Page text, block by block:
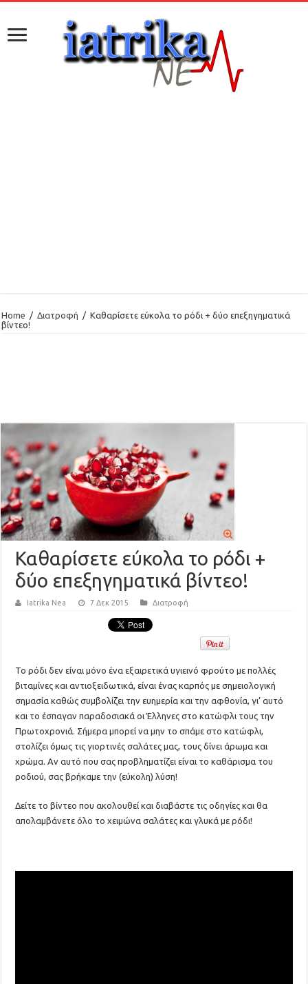
Home / Διατροφή / Καθαρίσετε εύκολα το ρόδι + δύο επεξηγηματικά
βίντεο!
Καθαρίσετε εύκολα το ρόδι +
δύο επεξηγηματικά βίντεο!
Iatrika Nea 7 Δεκ 2015 Διατροφή
Το ρόδι δεν είναι μόνο ένα εξαιρετικά υγιεινό φρούτο με πολλές
βιταμίνες και αντιοξειδωτικά, είναι ένας καρπός με σημειολογική
σημασία καθώς συμβολίζει την ευημερία και την αφθονία, γι’ αυτό
και το έσπαγαν παραδοσιακά οι Έλληνες στο κατώφλι τους την
Πρωτοχρονιά. Σήμερα μπορεί να μην το σπάμε στο κατώφλι,
στολίζει όμως τις γιορτινές σαλάτες μας, τους δίνει άρωμα και
χρώμα. Αν αυτό που σας προβληματίζει είναι το καθάρισμα του
ροδιού, σας βρήκαμε την (εύκολη) λύση!
Δείτε το βίντεο που ακολουθεί και διαβάστε τις οδηγίες και θα
απολαμβάνετε όλο το χειμώνα σαλάτες και γλυκά με ρόδι!